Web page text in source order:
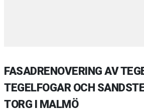
FASADRENOVERING AV
TEGELFOGAR OCH
TORG I MALMÖ